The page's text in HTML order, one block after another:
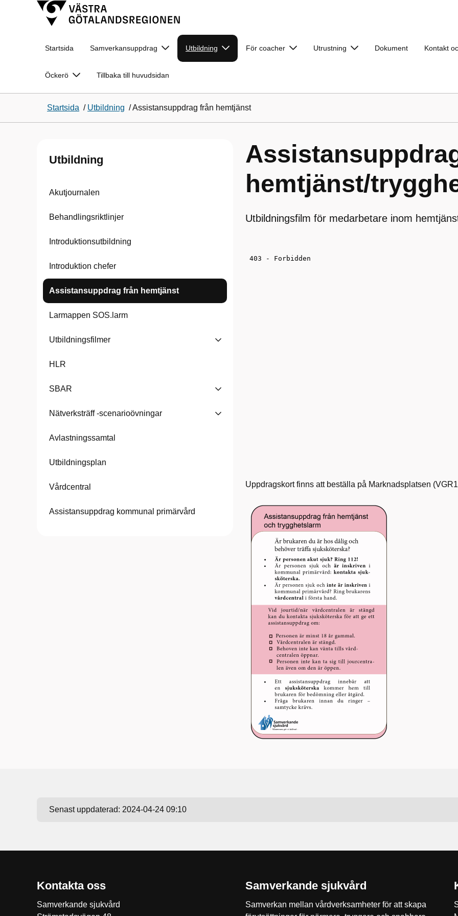
Startsida Samverkansuppdrag Utbildning För coacher Utrustning Dokument Kontakt
Öckerö Tillbaka till huvudsidan
Startsida / Utbildning /Assistansuppdrag från hemtjänst
Utbildning
Akutjournalen
Behandlingsriktlinjer
Introduktionsutbildning
Introduktion chefer
Assistansuppdrag från hemtjänst
Larmappen SOS.larm
Utbildningsfilmer
HLR
SBAR
Nätverksträff -scenarioövningar
Avlastningssamtal
Utbildningsplan
Vårdcentral
Assistansuppdrag kommunal primärvård
hemtjänst/
Utbildningsfilm för medarbetare inom
Uppdragskort finns att beställa på Marknadsplatsen
Senast uppdaterad: 2024-04-24 09:10
Kontakta oss
Samverkande sjukvård
Samverkande sjukvård
Samverkan mellan vårdverksamheter för att skapa